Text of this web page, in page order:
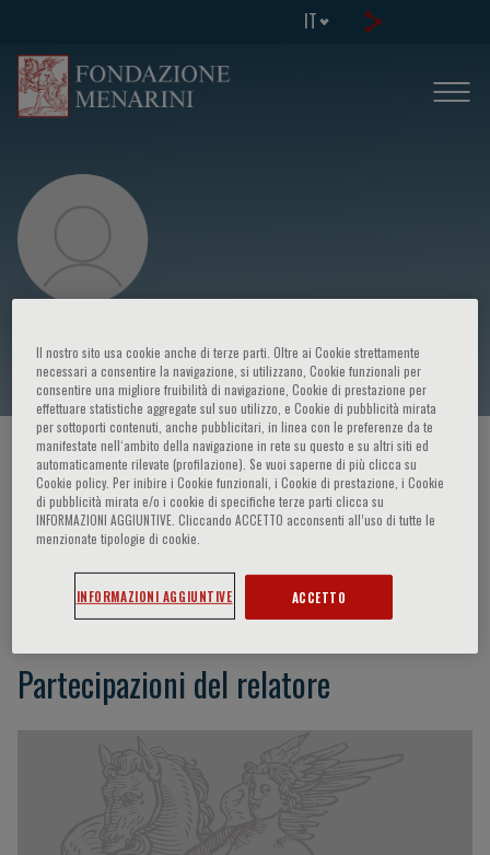
IT
Xiucai Fang
HOME PAGE / CORSI ED EVENTI / RELATORE
Xiucai Fang
Partecipazioni del relatore
Il nostro sito usa cookie anche di terze parti. Oltre ai Cookie strettamente
necessari a consentire la navigazione, si utilizzano, Cookie funzionali per
consentire una migliore fruibilità di navigazione, Cookie di prestazione per
effettuare statistiche aggregate sul suo utilizzo, e Cookie di pubblicità mirata
per sottoporti contenuti, anche pubblicitari, in linea con le preferenze da te
manifestate nell‘ambito della navigazione in rete su questo e su altri siti ed
automaticamente rilevate (profilazione). Se vuoi saperne di più clicca su
Cookie policy. Per inibire i Cookie funzionali, i Cookie di prestazione, i Cookie
di pubblicità mirata e/o i cookie di specifiche terze parti clicca su
INFORMAZIONI AGGIUNTIVE. Cliccando ACCETTO acconsenti all’uso di tutte le
menzionate tipologie di cookie.
INFORMAZIONI AGGIUNTIVE ACCETTO